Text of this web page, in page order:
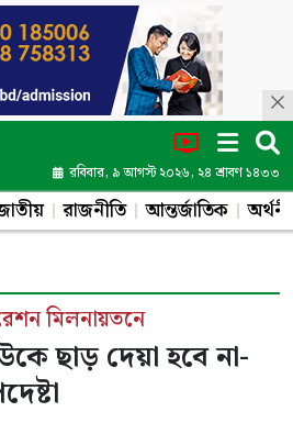
রবিবার, ৯ আগস্ট ২০২৬, ২৪ শ্রাবণ ১৪৩৩
রাজনীতি আন্তর্জাতিক
মিলনায়তনে
ছাড় দেয়া হবে না-